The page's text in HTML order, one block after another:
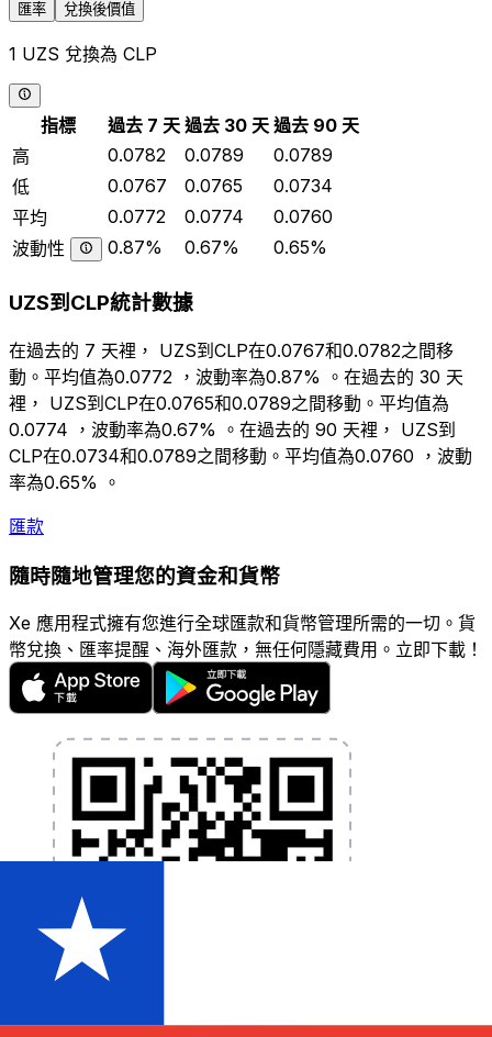
匯率 兌換後價值
1 UZS 兌換為 CLP
指標 過去 7 天 過去 30 天 過去 90 天
高
0.0782 0.0789
0.0789
低
0.0767 0.0765
0.0734
平均
0.0772 0.0774
0.0760
波動性
0.87% 0.67% 0.65%
UZS到CLP統計數據
在過去的 7 天裡， UZS到CLP在0.0767和0.0782之間移
動。平均值為0.0772 ，波動率為0.87% 。在過去的 30 天
裡， UZS到CLP在0.0765和0.0789之間移動。平均值為
0.0774 ，波動率為0.67% 。在過去的 90 天裡， UZS到
CLP在0.0734和0.0789之間移動。平均值為0.0760 ，波動
率為0.65% 。
匯款
隨時隨地管理您的資金和貨幣
Xe 應用程式擁有您進行全球匯款和貨幣管理所需的一切。貨
幣兌換、匯率提醒、海外匯款，無任何隱藏費用。立即下載！